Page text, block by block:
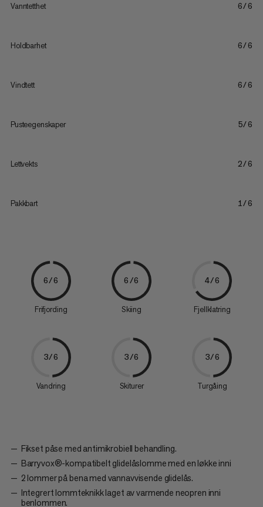
Vanntetthet 6/6
Holdbarhet 6/6
Vindtett 6/6
Pusteegenskaper 5/6
Lettvekts 2/6
Pakkbart 1/6
6/6
Frifjording
6/6
Skiing
4/6
Fjellklatring
3/6
Vandring
3/6
Skiturer
3/6
Turgåing
Fikset påse med antimikrobiell behandling.
Barryvox®-kompatibelt glidelåslomme med en løkke inni
2 lommer på bena med vannavvisende glidelås.
Integrert lommteknikk laget av varmende neopren inni
benlommen.